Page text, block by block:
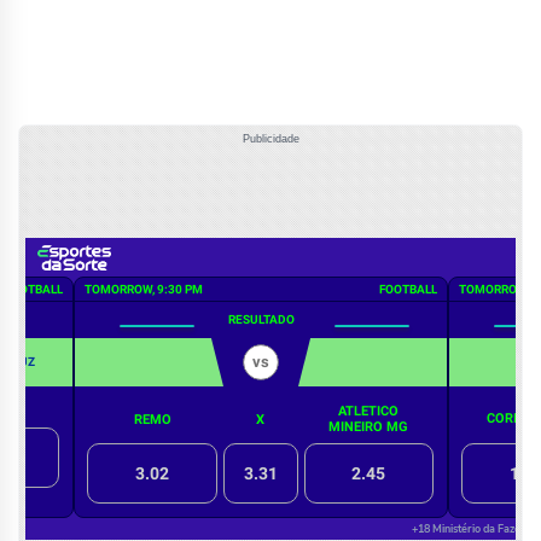
Publicidade